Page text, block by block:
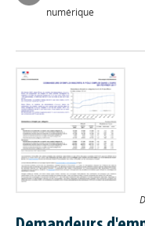
numérique